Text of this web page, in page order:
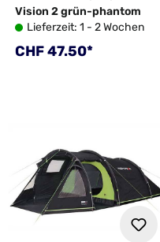
Vision 2 grün-phantom
Lieferzeit: 1 - 2 Wochen
Regulärer Preis:
CHF 47.50*